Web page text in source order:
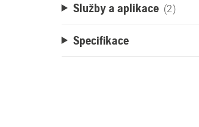
Služby a aplikace (2)
Specifikace